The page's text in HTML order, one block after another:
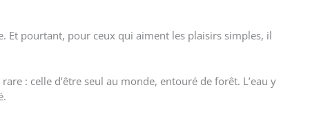
Et pourtant, pour ceux qui aiment les plaisirs simples, il
: celle d’être seul au monde, entouré de forêt. L’eau y